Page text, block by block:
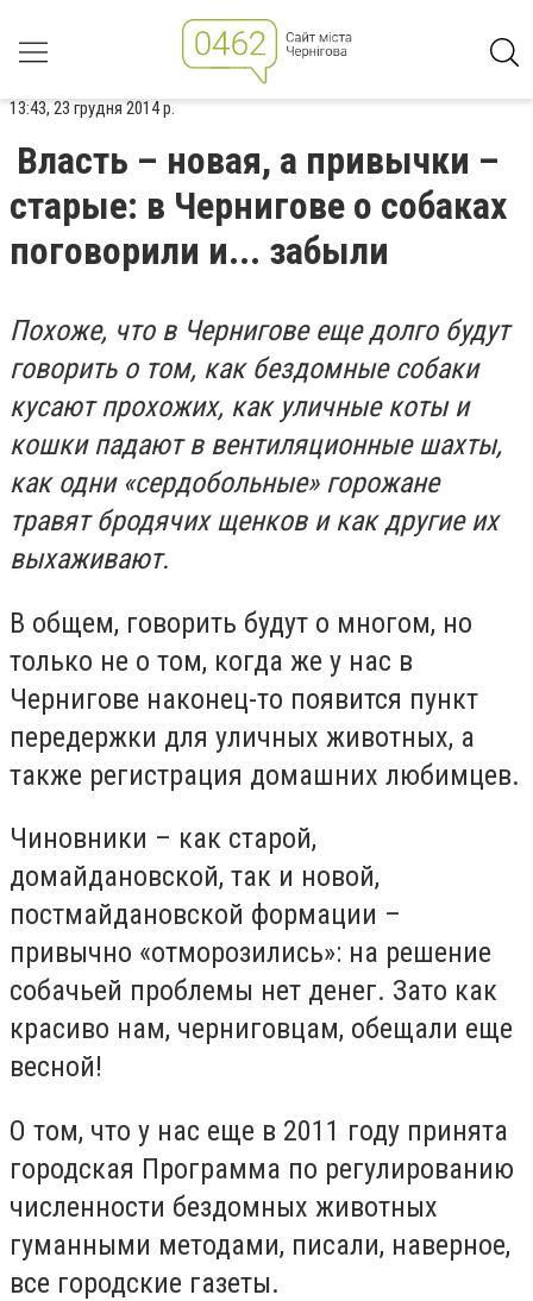
13:43, 23 грудня 2014 р.
Власть – новая, а привычки –
старые: в Чернигове о собаках
поговорили и... забыли
Похоже, что в Чернигове еще долго будут
говорить о том, как бездомные собаки
кусают прохожих, как уличные коты и
кошки падают в вентиляционные шахты,
как одни «сердобольные» горожане
травят бродячих щенков и как другие их
выхаживают.
В общем, говорить будут о многом, но
только не о том, когда же у нас в
Чернигове наконец-то появится пункт
передержки для уличных животных, а
также регистрация домашних любимцев.
Чиновники – как старой,
домайдановской, так и новой,
постмайдановской формации –
привычно «отморозились»: на решение
собачьей проблемы нет денег. Зато как
красиво нам, черниговцам, обещали еще
весной!
О том, что у нас еще в 2011 году принята
городская Программа по регулированию
численности бездомных животных
гуманными методами, писали, наверное,
все городские газеты.